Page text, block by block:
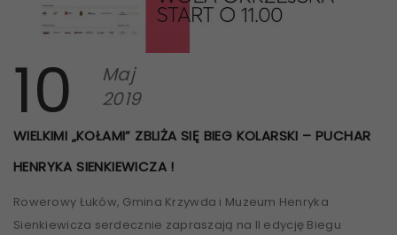
10
Maj
2019
WIELKIMI „KOŁAMI” ZBLIŻA SIĘ BIEG KOLARSKI – PUCHAR
HENRYKA SIENKIEWICZA !
Rowerowy Łuków, Gmina Krzywda i Muzeum Henryka
Sienkiewicza serdecznie zapraszają na II edycję Biegu